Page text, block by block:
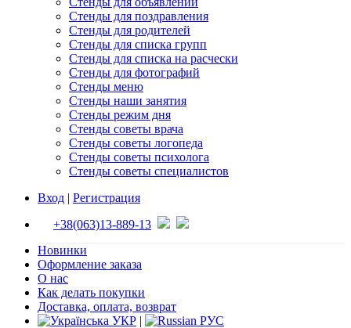
Стенды для поздравления
Стенды для родителей
Стенды для списка групп
Стенды для списка на расчески
Стенды для фотографий
Стенды меню
Стенды наши занятия
Стенды режим дня
Стенды советы врача
Стенды советы логопеда
Стенды советы психолога
Стенды советы специалистов
Вход | Регистрация
+38(063)13-889-13
Новинки
Оформление заказа
О нас
Как делать покупки
Доставка, оплата, возврат
УКР | РУС